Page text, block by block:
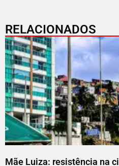
RELACIONADOS
Mãe Luiza: resistência na